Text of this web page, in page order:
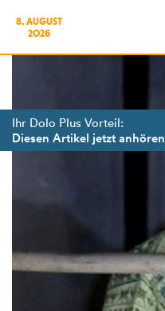
8. AUGUST
2026
Ihr Dolo Plus Vorteil:
Diesen Artikel jetzt anhören